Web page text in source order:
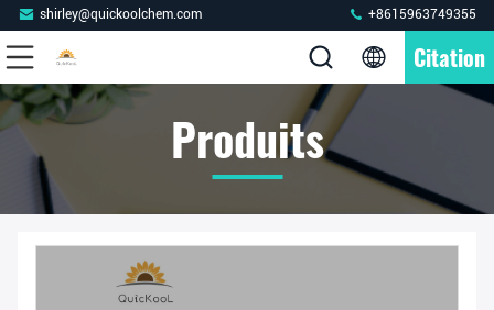
shirley@quickoolchem.com +8615963749355
Citation
Produits